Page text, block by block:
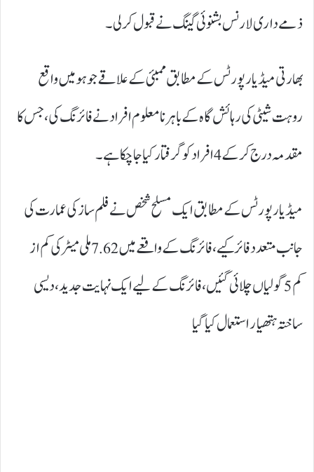
ذمے داری لارنس بشنوئی گینگ نے قبول کر لی۔
بھارتی میڈیا رپورٹس کے مطابق ممبئی کے علاقے جوہو میں واقع
روہت شیٹی کی رہائش گاہ کے باہر نامعلوم افراد نے فائرنگ کی، جس کا
مقدمہ درج کر کے 4 افراد کو گرفتار کیا جا چکا ہے۔
میڈیا رپورٹس کے مطابق ایک مسلح شخص نے فلم ساز کی عمارت کی
جانب متعدد فائر کیے، فائرنگ کے واقعے میں 7.62 ملی میٹر کی کم از
کم 5 گولیاں چلائی گئیں، فائرنگ کے لیے ایک نہایت جدید، دیسی
ساختہ ہتھیار استعمال کیا گیا